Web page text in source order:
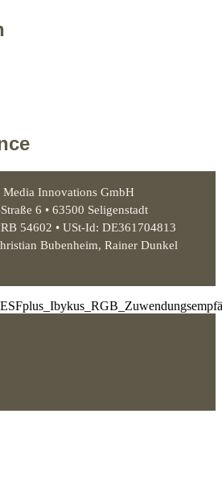
Media Innovations GmbH
6 • 63500 Seligenstadt
54602 • USt-Id: DE361704813
Bubenheim, Rainer Dunkel